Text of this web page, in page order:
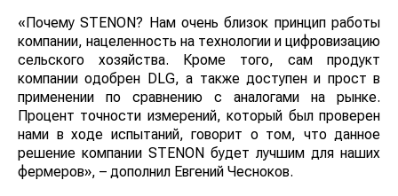
«Почему STENON? Нам очень близок принцип работы
компании, нацеленность на технологии и цифровизацию
сельского хозяйства. Кроме того, сам продукт
компании одобрен DLG, а также доступен и прост в
применении по сравнению с аналогами на рынке.
Процент точности измерений, который был проверен
нами в ходе испытаний, говорит о том, что данное
решение компании STENON будет лучшим для наших
фермеров», – дополнил Евгений Чесноков.